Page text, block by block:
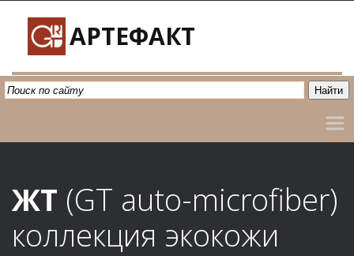
АРТЕФАКТ
ЖТ (GT auto-microfiber)
коллекция экокожи